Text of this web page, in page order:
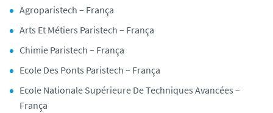
Agroparistech – França
Arts Et Métiers Paristech – França
Chimie Paristech – França
Ecole Des Ponts Paristech – França
Ecole Nationale Supérieure De Techniques Avancées –
França